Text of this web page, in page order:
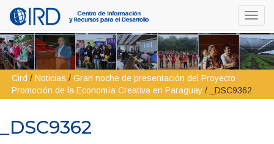
Cird / Noticias / Gran noche de presentación del Proyecto
Promoción de la Economía Creativa en Paraguay / _DSC9362
_DSC9362